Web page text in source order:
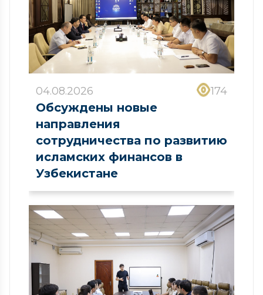
04.08.2026 174
Обсуждены новые
направления
сотрудничества по развитию
исламских финансов в
Узбекистане